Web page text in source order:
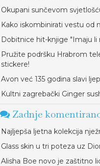
Okupani sunčevom
Kako iskombinirati vestu od
Dobitnice hit-knjige "Imaju li
Pružite podršku Hrabrom
stickere!
Avon već 135 godina slavi
Kultni zagrebački Ginger
Zadnje
Najljepša ljetna kolekcija
Glass skin u tri poteza uz
Alisha Boe novo je zaštitno